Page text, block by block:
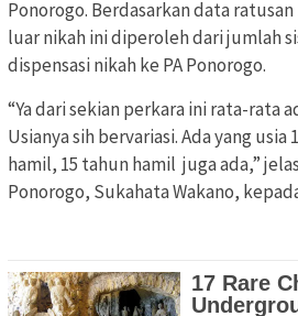
Ponorogo. Berdasarkan data
luar nikah ini diperoleh dari jumlah
dispensasi nikah ke PA Ponorogo.
“Ya dari sekian perkara ini rata-rata
Usianya sih bervariasi. Ada yang
hamil, 15 tahun hamil juga ada,”
Ponorogo, Sukahata Wakano,